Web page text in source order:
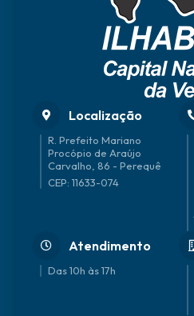
Localização
R. Prefeito Mariano
Procópio de Araújo
Carvalho, 86 - Perequê
CEP: 11633-074
Atendimento
Das 10h às 17h